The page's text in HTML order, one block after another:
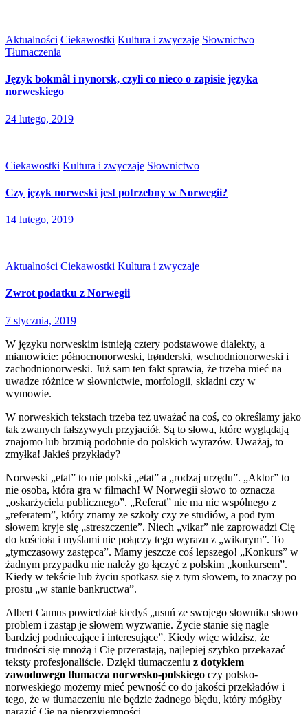
Aktualności Ciekawostki Kultura i zwyczaje Słownictwo
Tłumaczenia
Język bokmål i nynorsk, czyli co nieco o zapisie języka
norweskiego
24 lutego, 2019
Ciekawostki Kultura i zwyczaje Słownictwo
Czy język norweski jest potrzebny w Norwegii?
14 lutego, 2019
Aktualności Ciekawostki Kultura i zwyczaje
Zwrot podatku z Norwegii
7 stycznia, 2019
W języku norweskim istnieją cztery podstawowe dialekty, a
mianowicie: północnonorweski, trønderski, wschodnionorweski i
zachodnionorweski. Już sam ten fakt sprawia, że trzeba mieć na
uwadze różnice w słownictwie, morfologii, składni czy w
wymowie.
W norweskich tekstach trzeba też uważać na coś, co określamy jako
tak zwanych fałszywych przyjaciół. Są to słowa, które wyglądają
znajomo lub brzmią podobnie do polskich wyrazów. Uważaj, to
zmyłka! Jakieś przykłady?
Norweski „etat” to nie polski „etat” a „rodzaj urzędu”. „Aktor” to
nie osoba, która gra w filmach! W Norwegii słowo to oznacza
„oskarżyciela publicznego”. „Referat” nie ma nic wspólnego z
„referatem”, który znamy ze szkoły czy ze studiów, a pod tym
słowem kryje się „streszczenie”. Niech „vikar” nie zaprowadzi Cię
do kościoła i myślami nie połączy tego wyrazu z „wikarym”. To
„tymczasowy zastępca”. Mamy jeszcze coś lepszego! „Konkurs” w
żadnym przypadku nie należy go łączyć z polskim „konkursem”.
Kiedy w tekście lub życiu spotkasz się z tym słowem, to znaczy po
prostu „w stanie bankructwa”.
Albert Camus powiedział kiedyś „usuń ze swojego słownika słowo
problem i zastąp je słowem wyzwanie. Życie stanie się nagle
bardziej podniecające i interesujące”. Kiedy więc widzisz, że
trudności się mnożą i Cię przerastają, najlepiej szybko przekazać
teksty profesjonaliście. Dzięki tłumaczeniu z dotykiem
zawodowego tłumacza norwesko-polskiego czy polsko-
norweskiego możemy mieć pewność co do jakości przekładów i
tego, że w tłumaczeniu nie będzie żadnego błędu, który mógłby
narazić Cię na nieprzyjemności.